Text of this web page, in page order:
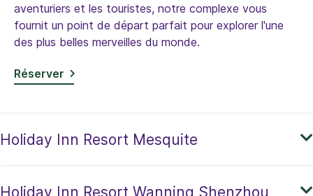
aventuriers et les touristes, notre complexe vous
fournit un point de départ parfait pour explorer l'une
des plus belles merveilles du monde.
Réserver